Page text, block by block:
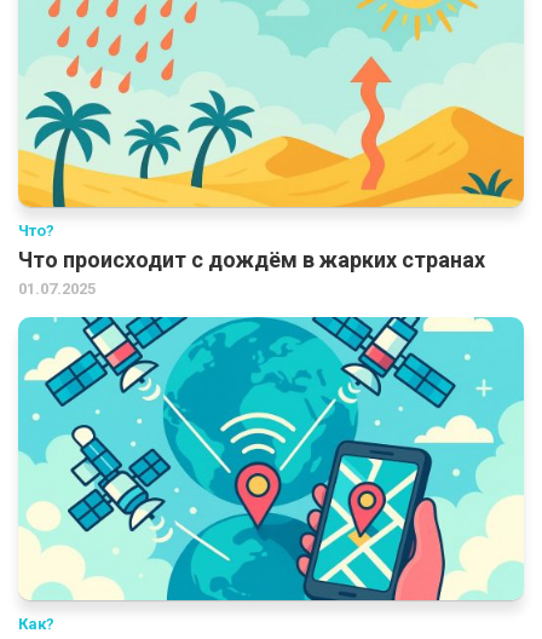
Что?
Что происходит с дождём в жарких странах
01.07.2025
Как?